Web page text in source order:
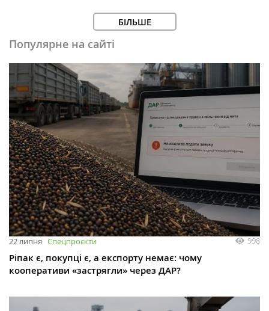
БІЛЬШЕ
Популярне на сайті
22 липня Спецпроєкти 998
Ріпак є, покупці є, а експорту немає: чому
кооперативи «застрягли» через ДАР?